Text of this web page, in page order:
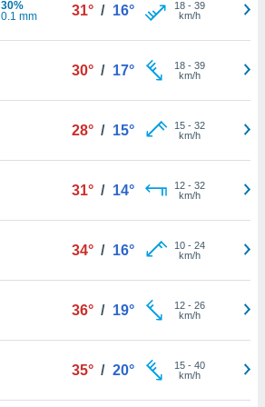
30%
0.1 mm
31° / 16° 18- 39
km/h
30° / 17° 18- 39
km/h
28° / 15° 15- 32
km/h
31° / 14° 12- 32
km/h
34° / 16° 10- 24
km/h
36° / 19° 12- 26
km/h
35° / 20° 15- 40
km/h